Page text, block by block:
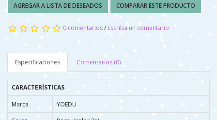
AGREGAR A LISTA DE DESEADOS COMPARAR ESTE PRODUCTO
0 comentarios/ Escriba un comentario
Especificaciones Comentarios (0)
CARACTERÍSTICAS
Marca
YOEDU